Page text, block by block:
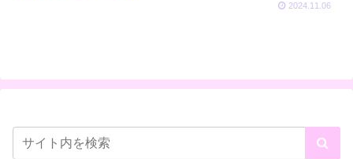
2024.11.06